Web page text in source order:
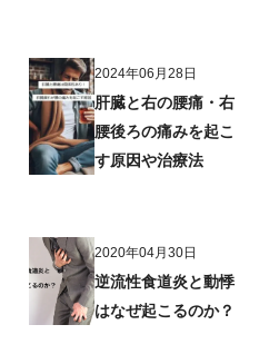
2024年06月28日
肝臓と右の腰痛・右
腰後ろの痛みを起こ
す原因や治療法
2020年04月30日
逆流性食道炎と動悸
はなぜ起こるのか？